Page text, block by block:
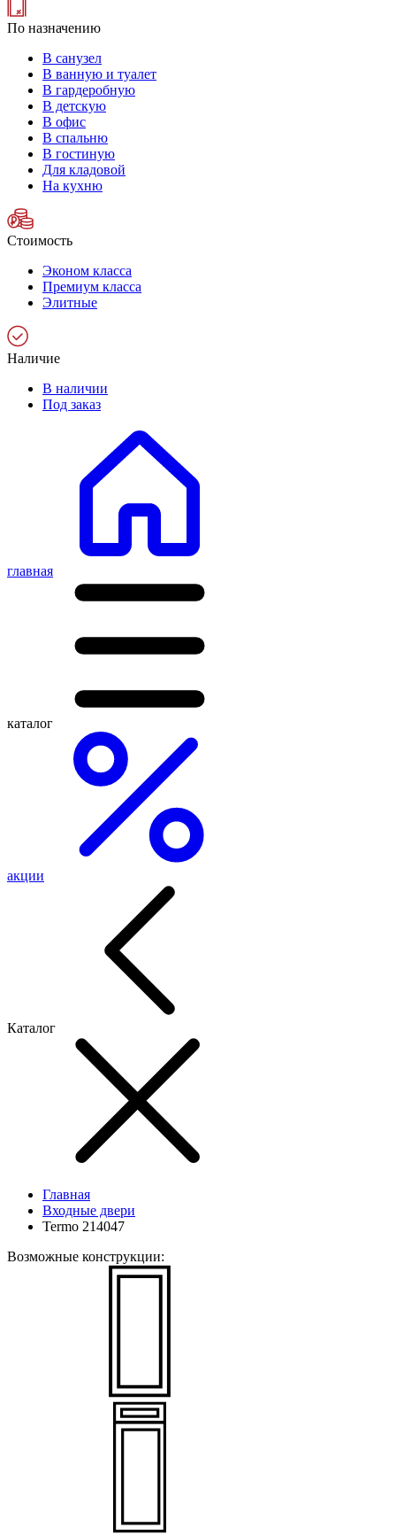
По назначению
В санузел
В ванную и туалет
В гардеробную
В детскую
В офис
В спальню
В гостиную
Для кладовой
На кухню
Стоимость
Эконом класса
Премиум класса
Элитные
Наличие
В наличии
Под заказ
главная
каталог
акции
Каталог
Главная
Входные двери
Termo 214047
Возможные конструкции: